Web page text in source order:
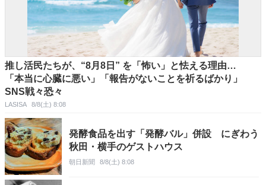
推し活民たちが、“8月8日” を「怖い」と怯える理由…
「本当に心臓に悪い」「報告がないことを祈るばかり」
SNS戦々恐々
LASISA 8/8(土) 8:08
発酵食品を出す「発酵バル」併設 にぎわう
秋田・横手のゲストハウス
朝日新聞 8/8(土) 8:08